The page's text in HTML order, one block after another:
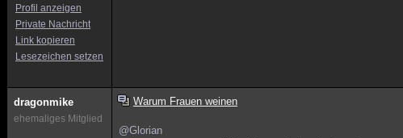
Profil anzeigen
Private Nachricht
Link kopieren
Lesezeichen setzen
dragonmike
ehemaliges Mitglied
Warum Frauen weinen
@Glorian